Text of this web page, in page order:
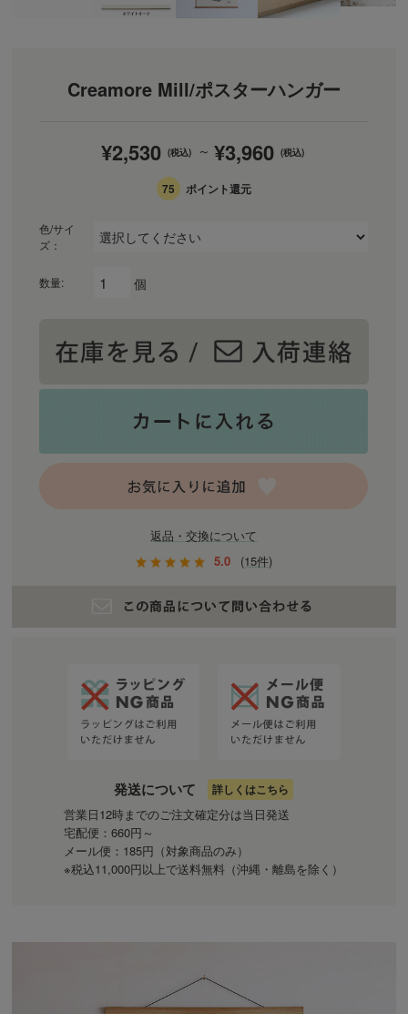
Creamore Mill/ポスターハンガー
¥2,530 (税込) ～ ¥3,960 (税込)
75 ポイント還元
色/サイ
ズ：
数量: 個
返品・交換について
5.0
(15件)
発送について 詳しくはこちら
営業日12時までのご注文確定分は当日発送
宅配便：660円～
メール便：185円（対象商品のみ）
※税込11,000円以上で送料無料（沖縄・離島を除く）